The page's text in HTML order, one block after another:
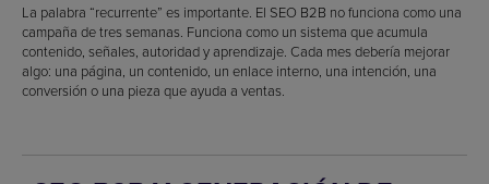
La palabra “recurrente” es importante. El SEO B2B no funciona como una
campaña de tres semanas. Funciona como un sistema que acumula
contenido, señales, autoridad y aprendizaje. Cada mes debería mejorar
algo: una página, un contenido, un enlace interno, una intención, una
conversión o una pieza que ayuda a ventas.